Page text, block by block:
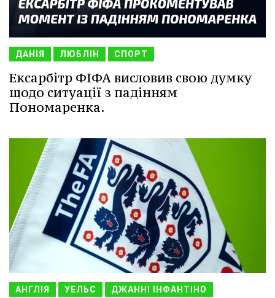
ДАНІЯ ЛЮБЛІН СПОРТ
Ексарбітр ФІФА висловив свою думку
щодо ситуації з падінням
Пономаренка.
АНГЛІЯ УЕЛЬС ДЖАННІ ІНФАНТІНО